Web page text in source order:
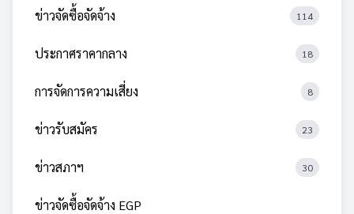
ข่าวจัดซื้อจัดจ้าง 114
ประกาศราคากลาง 18
การจัดการความเสี่ยง 8
ข่าวรับสมัคร 23
ข่าวสภาฯ 30
ข่าวจัดซื้อจัดจ้าง EGP